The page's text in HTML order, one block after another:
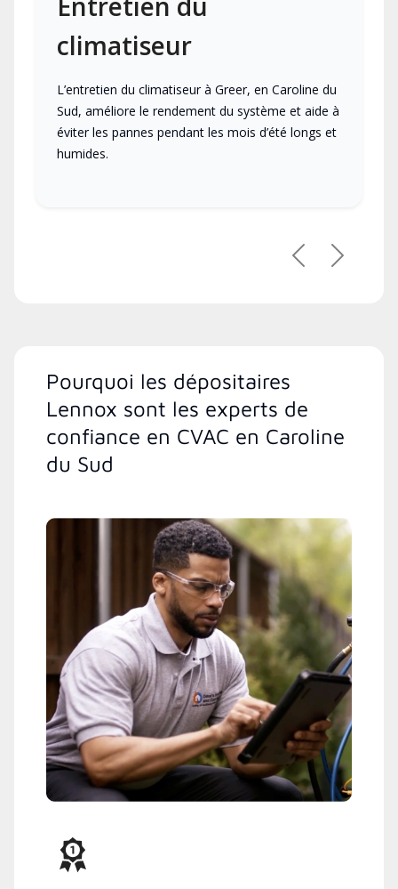
climatiseur
L’entretien du climatiseur à Greer, en Caroline du
Sud, améliore le rendement du système et aide à
éviter les pannes pendant les mois d’été longs et
humides.
PrécédentSuivant
Pourquoi les dépositaires
Lennox sont les experts de
confiance en CVAC en Caroline
du Sud